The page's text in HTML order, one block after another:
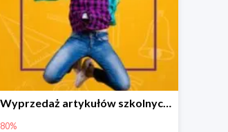
Wyprzedaż artykułów szkolnych w Smyku do -80%
80%